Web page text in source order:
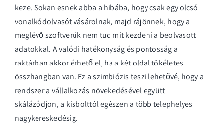
keze. Sokan esnek abba a hibába, hogy csak egy olcsó
vonalkódolvasót vásárolnak, majd rájönnek, hogy a
meglévő szoftverük nem tud mit kezdeni a beolvasott
adatokkal. A valódi hatékonyság és pontosság a
raktárban akkor érhető el, ha a két oldal tökéletes
összhangban van. Ez a szimbiózis teszi lehetővé, hogy a
rendszer a vállalkozás növekedésével együtt
skálázódjon, a kisbolttól egészen a több telephelyes
nagykereskedésig.